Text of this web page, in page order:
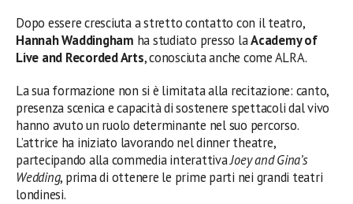
Dopo essere cresciuta a stretto contatto con il teatro,
Hannah Waddingham ha studiato presso laAcademy of
Live and Recorded Arts, conosciuta anche come ALRA.
La sua formazione non si è limitata alla recitazione: canto,
presenza scenica e capacità di sostenere spettacoli dal vivo
hanno avuto un ruolo determinante nel suo percorso.
L’attrice ha iniziato lavorando nel dinner theatre,
partecipando alla commedia interattivaJoey and Gina’s
Wedding, prima di ottenere le prime parti nei grandi teatri
londinesi.